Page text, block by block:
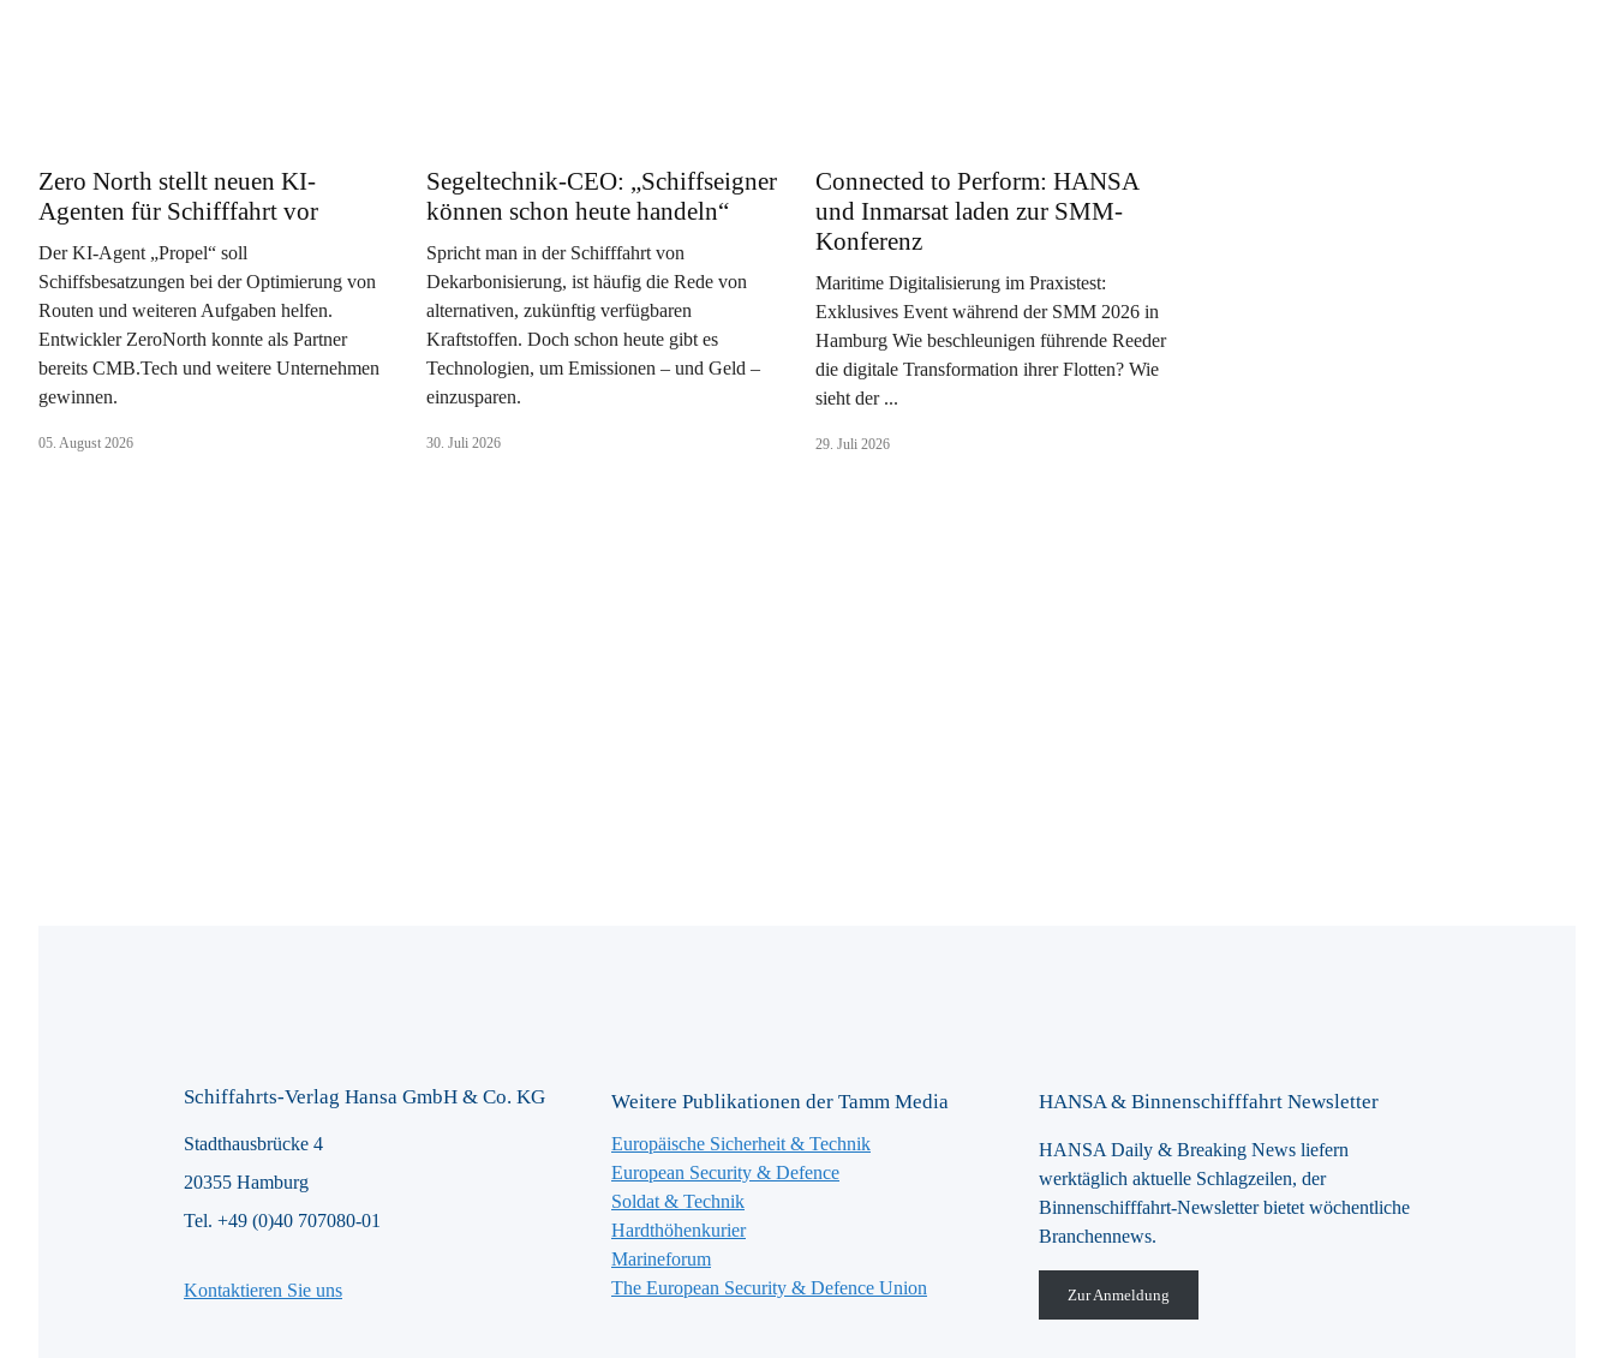
Zero North stellt neuen KI-
Agenten für Schifffahrt vor
Der KI-Agent „Propel“ soll
Schiffsbesatzungen bei der Optimierung von
Routen und weiteren Aufgaben helfen.
Entwickler ZeroNorth konnte als Partner
bereits CMB.Tech und weitere Unternehmen
gewinnen.
05. August 2026
Segeltechnik-CEO: „Schiffseigner
können schon heute handeln“
Spricht man in der Schifffahrt von
Dekarbonisierung, ist häufig die Rede von
alternativen, zukünftig verfügbaren
Kraftstoffen. Doch schon heute gibt es
Technologien, um Emissionen – und Geld –
einzusparen.
30. Juli 2026
Connected to Perform: HANSA
und Inmarsat laden zur SMM-
Konferenz
Maritime Digitalisierung im Praxistest:
Exklusives Event während der SMM 2026 in
Hamburg Wie beschleunigen führende Reeder
die digitale Transformation ihrer Flotten? Wie
sieht der ...
29. Juli 2026
Schiffahrts-Verlag Hansa GmbH & Co. KG
Stadthausbrücke 4
20355 Hamburg
Tel. +49 (0)40 707080-01
Kontaktieren Sie uns
Weitere Publikationen der Tamm Media
Europäische Sicherheit & Technik
European Security & Defence
Soldat & Technik
Hardthöhenkurier
Marineforum
The European Security & Defence Union
HANSA & Binnenschifffahrt Newsletter
HANSA Daily & Breaking News liefern
werktäglich aktuelle Schlagzeilen, der
Binnenschifffahrt-Newsletter bietet wöchentliche
Branchennews.
Zur Anmeldung